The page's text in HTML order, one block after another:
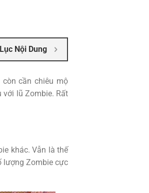
Nội Dung
cần chiêu mộ
với lũ Zombie. Rất
khác. Vẫn là thế
lượng Zombie cực